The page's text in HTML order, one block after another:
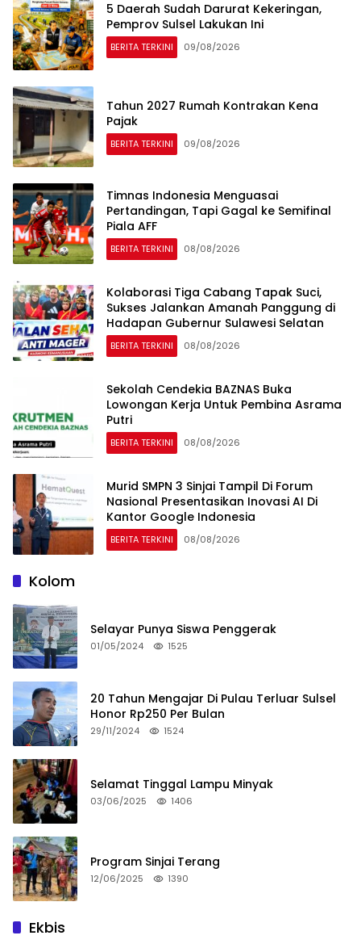
5 Daerah Sudah Darurat Kekeringan,
Pemprov Sulsel Lakukan Ini
BERITA TERKINI 09/08/2026
Tahun 2027 Rumah Kontrakan Kena
Pajak
BERITA TERKINI 09/08/2026
Timnas Indonesia Menguasai
Pertandingan, Tapi Gagal ke Semifinal
Piala AFF
BERITA TERKINI 08/08/2026
Kolaborasi Tiga Cabang Tapak Suci,
Sukses Jalankan Amanah Panggung di
Hadapan Gubernur Sulawesi Selatan
BERITA TERKINI 08/08/2026
Sekolah Cendekia BAZNAS Buka
Lowongan Kerja Untuk Pembina Asrama
Putri
BERITA TERKINI 08/08/2026
Murid SMPN 3 Sinjai Tampil Di Forum
Nasional Presentasikan Inovasi AI Di
Kantor Google Indonesia
BERITA TERKINI 08/08/2026
Kolom
Selayar Punya Siswa Penggerak
01/05/2024 1525
20 Tahun Mengajar Di Pulau Terluar Sulsel
Honor Rp250 Per Bulan
29/11/2024 1524
Selamat Tinggal Lampu Minyak
03/06/2025 1406
Program Sinjai Terang
12/06/2025 1390
Ekbis